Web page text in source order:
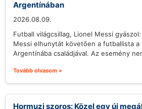
Argentínában
2026.08.09.
Futball világcsillag, Lionel Messi
Messi elhunytát követően a futballista
Argentínába családjával. Az esemény
Tovább olvasom »
Hormuzi szoros: Közel egy új